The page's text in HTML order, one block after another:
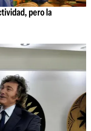
pero la